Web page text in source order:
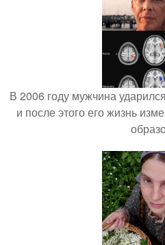
В 2006 году мужчина
и после этого его жизнь